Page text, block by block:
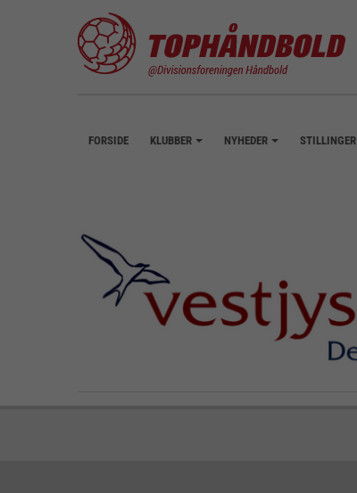
FORSIDE KLUBBER NYHEDER STILLINGER